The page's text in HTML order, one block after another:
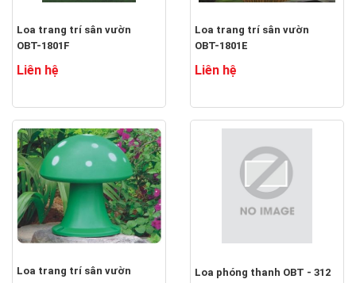
Loa trang trí sân vườn
OBT-1801F
Liên hệ
Loa trang trí sân vườn
OBT-1801E
Liên hệ
Loa trang trí sân vườn
Loa phóng thanh OBT - 312